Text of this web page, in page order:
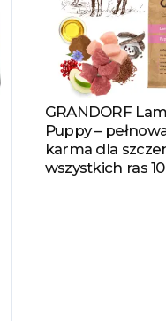
Zobacz produkt
GRANDORF
Puppy –
karma dla
wszystkich ras